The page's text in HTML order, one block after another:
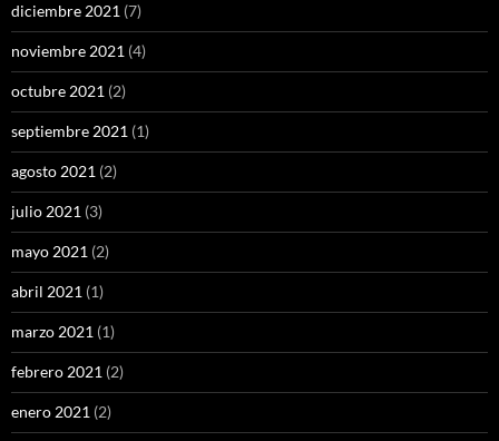
diciembre 2021 (7)
noviembre 2021 (4)
octubre 2021 (2)
septiembre 2021 (1)
agosto 2021 (2)
julio 2021 (3)
mayo 2021 (2)
abril 2021 (1)
marzo 2021 (1)
febrero 2021 (2)
enero 2021 (2)